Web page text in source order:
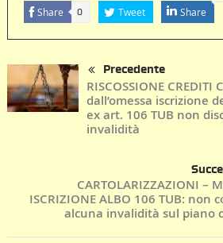
Share 0 Tweet Share
Precedente
RISCOSSIONE CREDITI
dall’omessa iscrizione
ex art. 106 TUB non
invalidità
CARTOLARIZZAZIONI –
ISCRIZIONE ALBO 106 TUB: non
alcuna invalidità sul piano